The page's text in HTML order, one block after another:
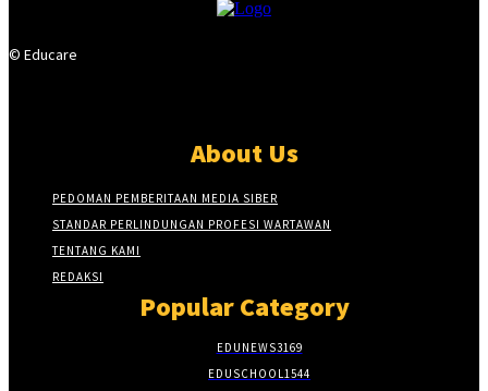
© Educare
About Us
PEDOMAN PEMBERITAAN MEDIA SIBER
STANDAR PERLINDUNGAN PROFESI WARTAWAN
TENTANG KAMI
REDAKSI
Popular Category
EDUNEWS3169
EDUSCHOOL1544